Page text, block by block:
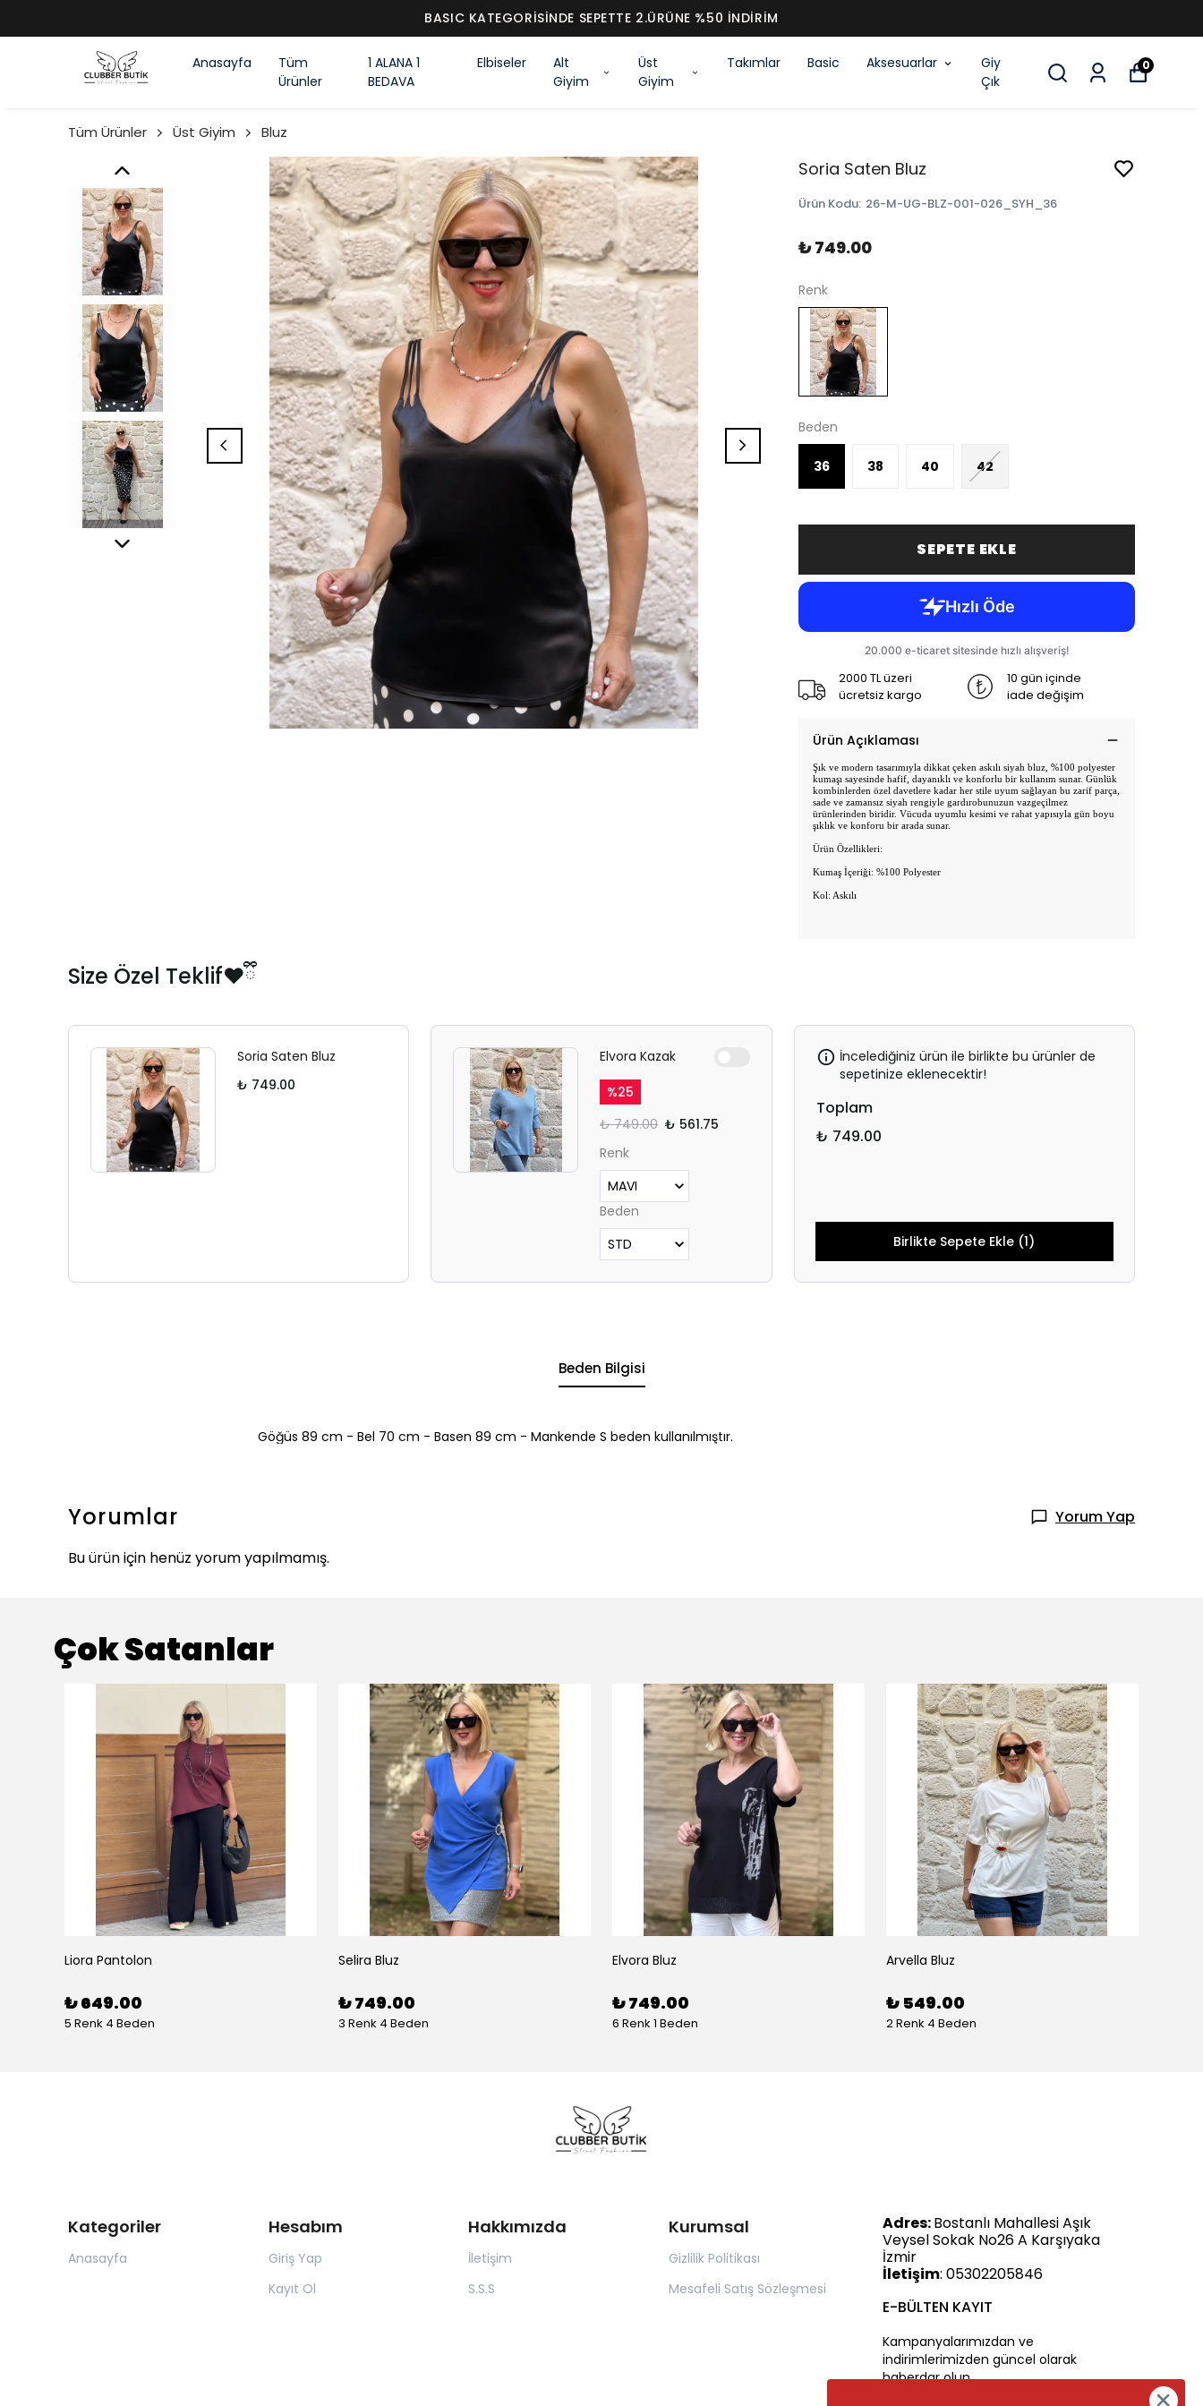
BASIC KATEGORİSİNDE SEPETTE 2.ÜRÜNE %50 İNDİRİM
Anasayfa
Tüm
Ürünler
1 ALANA 1
BEDAVA
Elbiseler
Alt
Giyim
Üst
Giyim
Takımlar Basic Aksesuarlar
Giy
Çık
0
Tüm Ürünler Üst Giyim Bluz
Soria Saten Bluz
Ürün Kodu: 26-M-UG-BLZ-001-026_SYH_36
₺ 749.00
Renk
Beden
36 38 40 42
SEPETE EKLE
2000 TL üzeri
ücretsiz kargo
10 gün içinde
iade değişim
Ürün Açıklaması
Şık ve modern tasarımıyla dikkat çeken askılı siyah bluz, %100 polyester
kumaşı sayesinde hafif, dayanıklı ve konforlu bir kullanım sunar. Günlük
kombinlerden özel davetlere kadar her stile uyum sağlayan bu zarif parça,
sade ve zamansız siyah rengiyle gardırobunuzun vazgeçilmez
ürünlerinden biridir. Vücuda uyumlu kesimi ve rahat yapısıyla gün boyu
şıklık ve konforu bir arada sunar.
Ürün Özellikleri:
Kumaş İçeriği: %100 Polyester
Kol: Askılı
Size Özel Teklif❤️ྀི
Soria Saten Bluz
₺ 749.00
Elvora Kazak
%25
₺ 749.00 ₺ 561.75
Renk
Beden
İncelediğiniz ürün ile birlikte bu ürünler de
sepetinize eklenecektir!
Toplam
₺ 749.00
Birlikte Sepete Ekle (1)
Beden Bilgisi
Göğüs 89 cm - Bel 70 cm - Basen 89 cm - Mankende S beden kullanılmıştır.
Yorumlar
Yorum Yap
Bu ürün için henüz yorum yapılmamış.
Çok Satanlar
Liora Pantolon
₺ 649.00
5 Renk 4 Beden
Selira Bluz
₺ 749.00
3 Renk 4 Beden
Elvora Bluz
₺ 749.00
6 Renk 1 Beden
Arvella Bluz
₺ 549.00
2 Renk 4 Beden
Kategoriler
Anasayfa
Hesabım
Giriş Yap
Kayıt Ol
Hakkımızda
İletişim
S.S.S
Kurumsal
Gizlilik Politikası
Mesafeli Satış Sözleşmesi
Adres:Bostanlı Mahallesi Aşık
Veysel Sokak No26 A Karşıyaka
İzmir
İletişim: 05302205846
E-BÜLTEN KAYIT
Kampanyalarımızdan ve
indirimlerimizden güncel olarak
haberdar olun.